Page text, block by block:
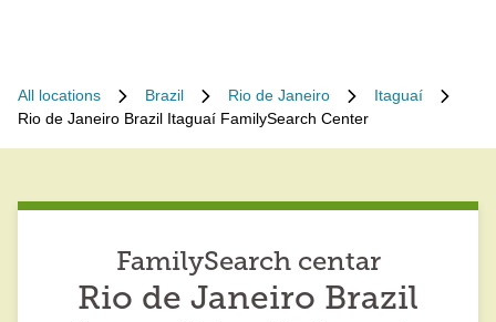
All locations Brazil Rio de Janeiro
Itaguaí
Rio de Janeiro Brazil Itaguaí FamilySearch Center
FamilySearch centar
Rio de Janeiro Brazil